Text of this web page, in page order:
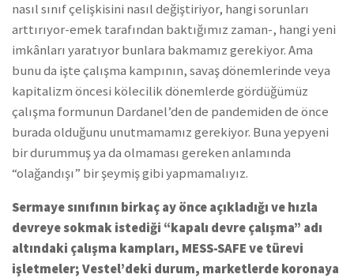
nasıl sınıf çelişkisini nasıl değiştiriyor, hangi sorunları
arttırıyor-emek tarafından baktığımız zaman-, hangi yeni
imkânları yaratıyor bunlara bakmamız gerekiyor. Ama
bunu da işte çalışma kampının, savaş dönemlerinde veya
kapitalizm öncesi kölecilik dönemlerde gördüğümüz
çalışma formunun Dardanel’den de pandemiden de önce
burada olduğunu unutmamamız gerekiyor. Buna yepyeni
bir durummuş ya da olmaması gereken anlamında
“olağandışı” bir şeymiş gibi yapmamalıyız.
Sermaye sınıfının birkaç ay önce açıkladığı ve hızla
devreye sokmak istediği “kapalı devre çalışma” adı
altındaki çalışma kampları, MESS-SAFE ve türevi
işletmeler; Vestel’deki durum, marketlerde koronaya